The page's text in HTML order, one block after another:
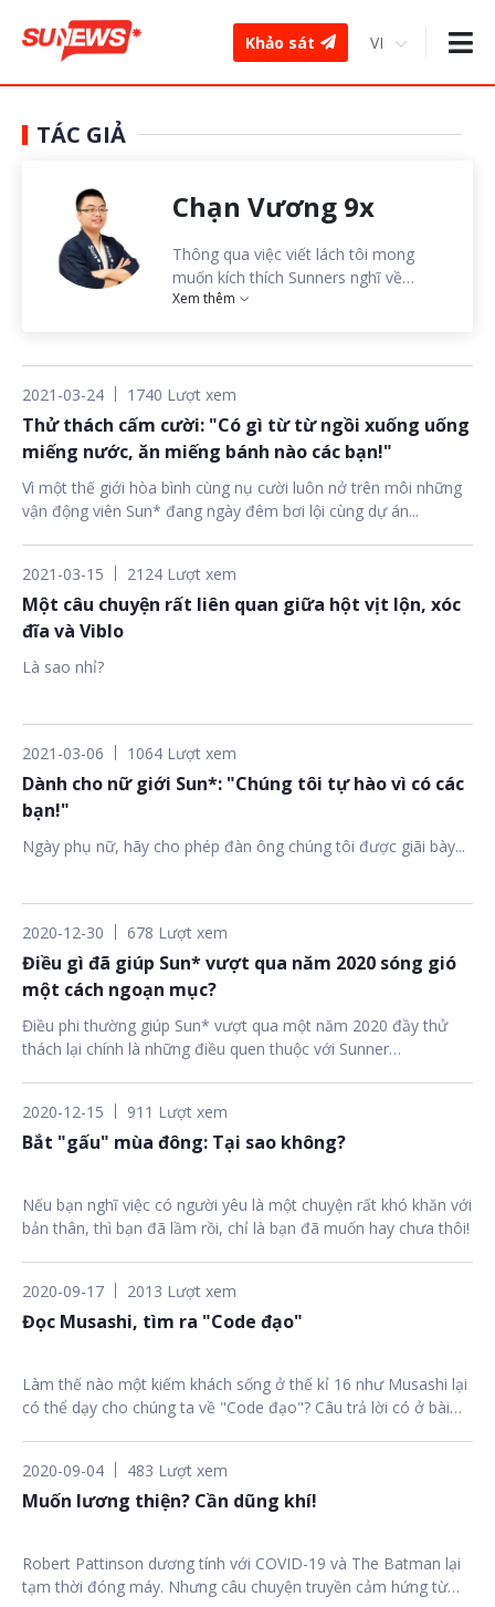
Khảo sát
TÁC GIẢ
Chạn Vương 9x
Thông qua việc viết lách tôi mong
muốn kích thích Sunners nghĩ về
những chủ đề khác ngoài chuyên môn
lại phục vụ cho công việc lẫn cuộc
sống của họ.
Xem thêm
2021-03-24 1740 Lượt xem
Thử thách cấm cười: "Có gì từ từ ngồi xuống uống
miếng nước, ăn miếng bánh nào các bạn!"
Vì một thế giới hòa bình cùng nụ cười luôn nở trên môi những
vận động viên Sun* đang ngày đêm bơi lội cùng dự án...
2021-03-15 2124 Lượt xem
Một câu chuyện rất liên quan giữa hột vịt lộn, xóc
đĩa và Viblo
Là sao nhỉ?
2021-03-06 1064 Lượt xem
Dành cho nữ giới Sun*: "Chúng tôi tự hào vì có các
bạn!"
Ngày phụ nữ, hãy cho phép đàn ông chúng tôi được giãi bày...
2020-12-30 678 Lượt xem
Điều gì đã giúp Sun* vượt qua năm 2020 sóng gió
một cách ngoạn mục?
Điều phi thường giúp Sun* vượt qua một năm 2020 đầy thử
thách lại chính là những điều quen thuộc với Sunner…
2020-12-15 911 Lượt xem
Bắt "gấu" mùa đông: Tại sao không?
Nếu bạn nghĩ việc có người yêu là một chuyện rất khó khăn với
bản thân, thì bạn đã lầm rồi, chỉ là bạn đã muốn hay chưa thôi!
2020-09-17 2013 Lượt xem
Đọc Musashi, tìm ra "Code đạo"
Làm thế nào một kiếm khách sống ở thế kỉ 16 như Musashi lại
có thể dạy cho chúng ta về "Code đạo"? Câu trả lời có ở bài
2020-09-04
483 Lượt xem
Muốn lương thiện? Cần dũng khí!
Robert Pattinson dương tính với COVID-19 và The Batman lại
tạm thời đóng máy. Nhưng câu chuyện truyền cảm hứng từ